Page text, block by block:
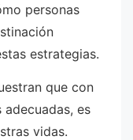
personas
estrategias.
que con
es
vidas.